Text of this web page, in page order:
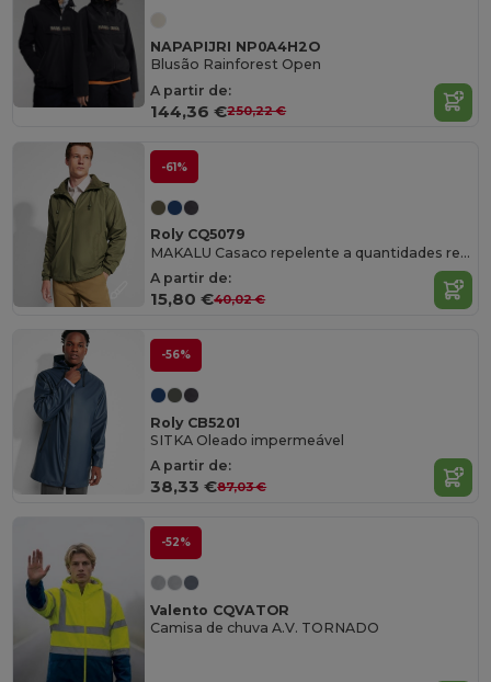
NAPAPIJRI NP0A4H2O
Blusão Rainforest Open
A partir de:
144,36 €250,22 €
-61%
Roly CQ5079
MAKALU Casaco repelente a quantidades reduzidas de água
A partir de:
15,80 €40,02 €
-56%
Roly CB5201
SITKA Oleado impermeável
A partir de:
38,33 €87,03 €
-52%
Valento CQVATOR
Camisa de chuva A.V. TORNADO